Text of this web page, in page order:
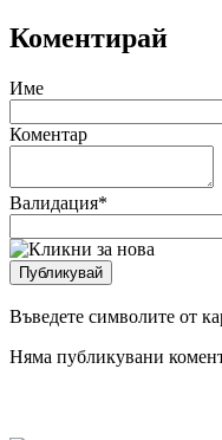
Коментирай
Име
Коментар
Валидация*
Въведете символите от
Няма публикувани